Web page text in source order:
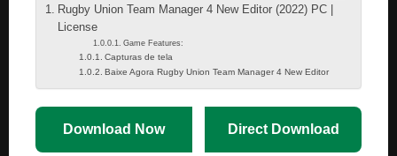
Rugby Union Team Manager 4 New Editor (2022) PC |
License
Game Features:
Capturas de tela
Baixe Agora Rugby Union Team Manager 4 New Editor
Download Now Direct Download